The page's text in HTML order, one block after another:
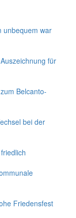
unbequem war
für
Belcanto-
bei der
Friedensfest